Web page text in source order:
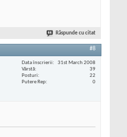
Răspunde cu citat
#8
Data înscrierii
31st March 2008
Vârstă
39
Posturi
22
Putere Rep
0